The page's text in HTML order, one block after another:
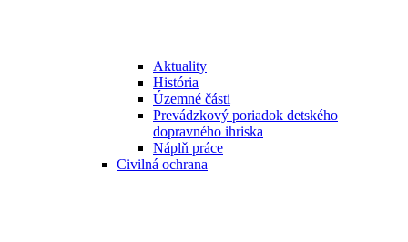
Aktuality
História
Územné části
Prevádzkový poriadok detského
dopravného ihriska
Náplň práce
Civilná ochrana